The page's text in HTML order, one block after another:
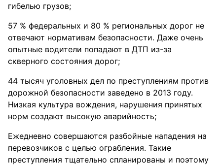
гибелью грузов;
57 % федеральных и 80 % региональных дорог не
отвечают нормативам безопасности. Даже очень
опытные водители попадают в ДТП из-за
скверного состояния дорог;
44 тысяч уголовных дел по преступлениям против
дорожной безопасности заведено в 2013 году.
Низкая культура вождения, нарушения принятых
норм создают высокую аварийность;
Ежедневно совершаются разбойные нападения на
перевозчиков с целью ограбления. Такие
преступления тщательно спланированы и поэтому